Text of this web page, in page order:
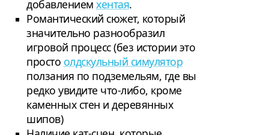
добавлением хентая.
Романтический сюжет, который
значительно разнообразил
игровой процесс (без истории это
просто олдскульный симулятор
ползания по подземельям, где вы
редко увидите что-либо, кроме
каменных стен и деревянных
шипов)